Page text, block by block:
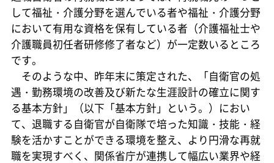
して福祉・介護分野を選んでいる者や福祉・介護分野
において有用な資格を保有している者（介護福祉士や
介護職員初任者研修修了者など）が一定数いるところ
です。
そのような中、昨年末に策定された、「自衛官の処
遇・勤務環境の改善及び新たな生涯設計の確立に関す
る基本方針」（以下「基本方針」という。）におい
て、退職する自衛官が自衛隊で培った知識・技能・経
験を活かすことができる環境を整え、より円滑な再就
職を実現すべく、関係省庁が連携して幅広い業界や経